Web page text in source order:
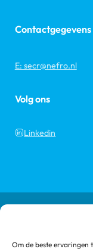
Om de beste ervaringen
Contactgegevens
E: secr@nefro.nl
Volg ons
Linkedin
Copyright 2026 ©
Een